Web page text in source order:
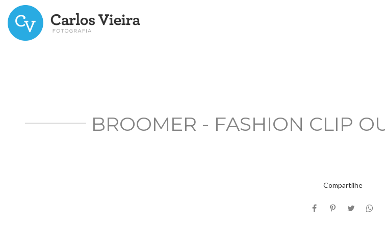
BROOMER - FASHION CLIP
Compartilhe